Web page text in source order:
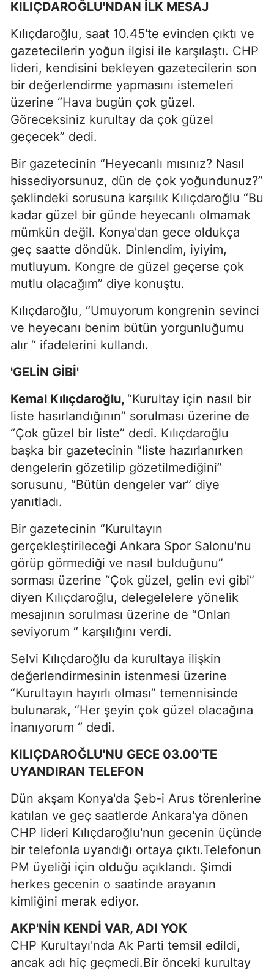
KILIÇDAROĞLU'NDAN İLK MESAJ
Kılıçdaroğlu, saat 10.45'te evinden çıktı ve
gazetecilerin yoğun ilgisi ile karşılaştı. CHP
lideri, kendisini bekleyen gazetecilerin son
bir değerlendirme yapmasını istemeleri
üzerine “Hava bugün çok güzel.
Göreceksiniz kurultay da çok güzel
geçecek” dedi.
Bir gazetecinin “Heyecanlı mısınız? Nasıl
hissediyorsunuz, dün de çok yoğundunuz?”
şeklindeki sorusuna karşılık Kılıçdaroğlu “Bu
kadar güzel bir günde heyecanlı olmamak
mümkün değil. Konya'dan gece oldukça
geç saatte döndük. Dinlendim, iyiyim,
mutluyum. Kongre de güzel geçerse çok
mutlu olacağım” diye konuştu.
Kılıçdaroğlu, “Umuyorum kongrenin sevinci
ve heyecanı benim bütün yorgunluğumu
alır “ ifadelerini kullandı.
'GELİN GİBİ'
Kemal Kılıçdaroğlu, “Kurultay için nasıl bir
liste hasırlandığının” sorulması üzerine de
“Çok güzel bir liste” dedi. Kılıçdaroğlu
başka bir gazetecinin “liste hazırlanırken
dengelerin gözetilip gözetilmediğini”
sorusunu, “Bütün dengeler var” diye
yanıtladı.
Bir gazetecinin “Kurultayın
gerçekleştirileceği Ankara Spor Salonu'nu
görüp görmediği ve nasıl bulduğunu”
sorması üzerine “Çok güzel, gelin evi gibi”
diyen Kılıçdaroğlu, delegelelere yönelik
mesajının sorulması üzerine de “Onları
seviyorum “ karşılığını verdi.
Selvi Kılıçdaroğlu da kurultaya ilişkin
değerlendirmesinin istenmesi üzerine
“Kurultayın hayırlı olması” temennisinde
bulunarak, “Her şeyin çok güzel olacağına
inanıyorum “ dedi.
KILIÇDAROĞLU'NU GECE 03.00'TE
UYANDIRAN TELEFON
Dün akşam Konya'da Şeb-i Arus törenlerine
katılan ve geç saatlerde Ankara'ya dönen
CHP lideri Kılıçdaroğlu'nun gecenin üçünde
bir telefonla uyandığı ortaya çıktı.Telefonun
PM üyeliği için olduğu açıklandı. Şimdi
herkes gecenin o saatinde arayanın
kimliğini merak ediyor.
AKP'NİN KENDİ VAR, ADI YOK
CHP Kurultayı'nda Ak Parti temsil edildi,
ancak adı hiç geçmedi.Bir önceki kurultay